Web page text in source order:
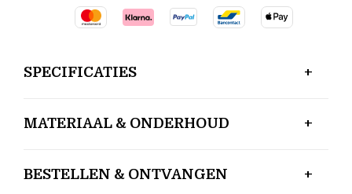
SPECIFICATIES
MATERIAAL & ONDERHOUD
BESTELLEN & ONTVANGEN